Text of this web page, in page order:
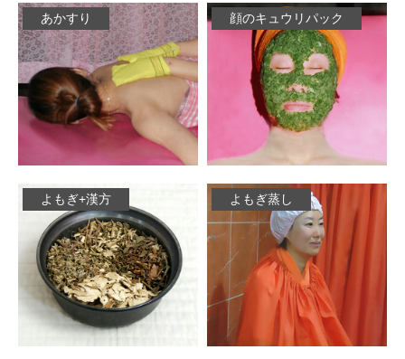
あかすり 顔のキュウリパック
よもぎ+漢方 よもぎ蒸し